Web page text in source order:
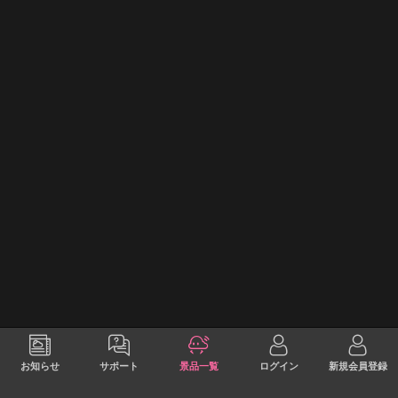
お知らせ サポート 景品一覧 ログイン 新規会員登録